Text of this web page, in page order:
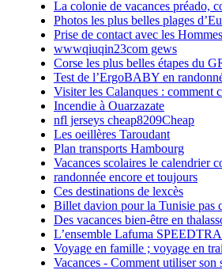
La colonie de vacances préado,
Photos les plus belles plages
Prise de contact avec les
wwwqiuqin23com gews
Corse les plus belles étapes du
Test de l’ErgoBABY en
Visiter les Calanques : comment
Incendie à Ouarzazate
nfl jerseys cheap8209Cheap
Les oeillères Taroudant
Plan transports Hambourg
Vacances scolaires le calendrier
randonnée encore et toujours
Ces destinations de lexcès
Billet davion pour la Tunisie pas
Des vacances bien-être en
L’ensemble Lafuma
Voyage en famille ; voyage en
Vacances - Comment utiliser son